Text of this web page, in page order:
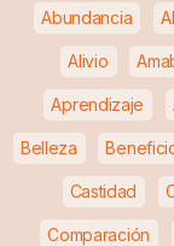
Abundancia
Alivio
Aprendizaje
Belleza
Castidad
Comparación